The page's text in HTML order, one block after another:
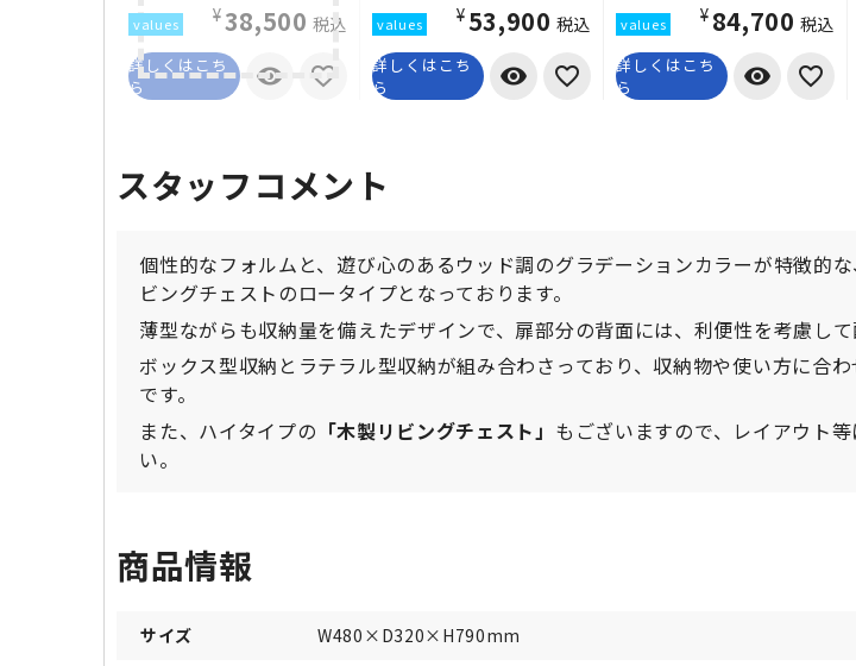
¥38,500 税込
詳しくはこち
ら
visibility
¥53,900 税込
詳しくはこち
ら
visibility
¥84,700 税込
詳しくはこち
ら
visibility
スタッフコメント
個性的なフォルムと、遊び心のあるウッド調のグラデーションカラーが特徴的
ビングチェストのロータイプとなっております。
薄型ながらも収納量を備えたデザインで、扉部分の背面には、利便性を考慮して
ボックス型収納とラテラル型収納が組み合わさっており、収納物や使い方に合
です。
また、ハイタイプの 「木製リビングチェスト」 もございますので、レイアウト
い。
商品情報
サイズ W480×D320×H790mm